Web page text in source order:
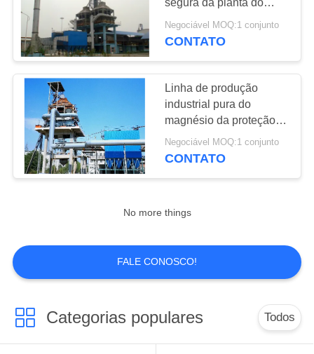
linha de produção
do cimento
19
Equipamento de
mineral
41
23
segura da planta do
magnésio de 500-1000
TPD
Negociável MOQ:1 conjunto
CONTATO
Linha de produção
industrial pura do
magnésio da proteção
ambiental da dolomite
Negociável MOQ:1 conjunto
CONTATO
No more things
FALE CONOSCO!
Categorias populares Todos